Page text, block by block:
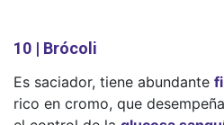
10 | Brócoli
Es saciador, tiene abundante
rico en cromo, que